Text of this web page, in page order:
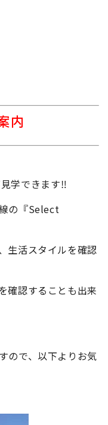
内
学できます‼
の『Select
生活スタイルを確認
確認することも出来
ので、以下よりお気